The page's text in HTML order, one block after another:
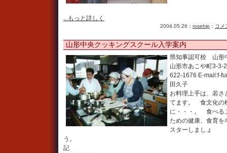
...もっと詳しく
2004.05.26： rosehip ： コメ
山形中央クッキングスクール入学案内
県知事認可校 山形
山形市あこや町3-3-
622-1676 E-mail:f-
田久子
お料理上手は、若
てます。 食文化の
に・・・。 食べる
ための健康、食育を
スターしましょ
う
記